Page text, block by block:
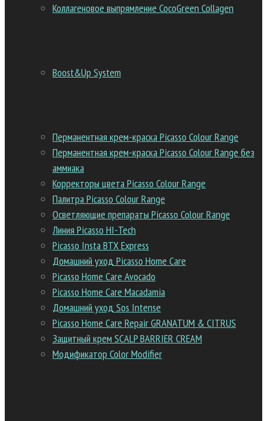
Коллагеновое выпрямление CocoGreen Collagen
Boost&Up System
Перманентная крем-краска Picasso Colour Range
Перманентная крем-краска Picasso Colour Range без
аммиака
Корректоры цвета Picasso Colour Range
Палитра Picasso Colour Range
Осветляющие препараты Picasso Colour Range
Линия Picasso HI-Tech
Picasso Insta BTX Express
Домашний уход Picasso Home Care
Picasso Home Care Avocado
Picasso Home Care Macadamia
Домашний уход Sos Intense
Picasso Home Care Repair GRANATUM & CITRUS
Защитный крем SCALP BARRIER CREAM
Модификатор Color Modifier